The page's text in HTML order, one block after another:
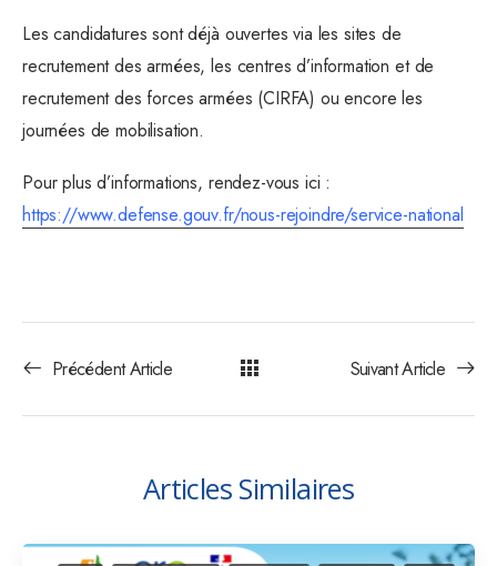
Les candidatures sont déjà ouvertes via les sites de
recrutement des armées, les centres d’information et de
recrutement des forces armées (CIRFA) ou encore les
journées de mobilisation.
Pour plus d’informations, rendez-vous ici :
https://www.defense.gouv.fr/nous-rejoindre/service-national
Précédent Article Suivant Article
Articles Similaires